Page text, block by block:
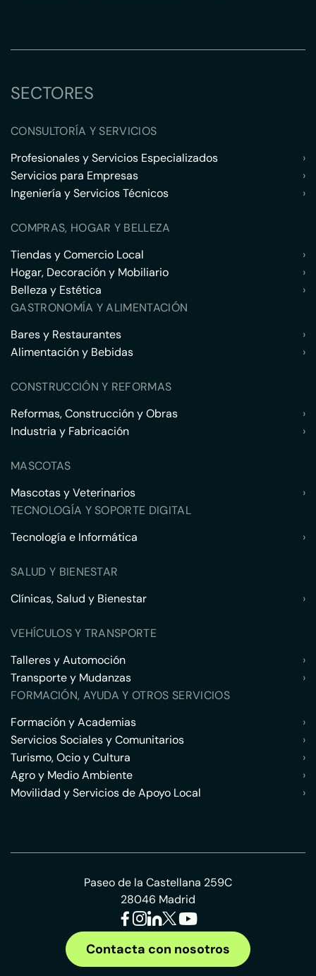
SECTORES
CONSULTORÍA Y SERVICIOS
Profesionales y Servicios Especializados
›
Servicios para Empresas
›
Ingeniería y Servicios Técnicos
›
COMPRAS, HOGAR Y BELLEZA
Tiendas y Comercio Local
›
Hogar, Decoración y Mobiliario
›
Belleza y Estética
›
GASTRONOMÍA Y ALIMENTACIÓN
Bares y Restaurantes
›
Alimentación y Bebidas
›
CONSTRUCCIÓN Y REFORMAS
Reformas, Construcción y Obras
›
Industria y Fabricación
›
MASCOTAS
Mascotas y Veterinarios
›
TECNOLOGÍA Y SOPORTE DIGITAL
Tecnología e Informática
›
SALUD Y BIENESTAR
Clínicas, Salud y Bienestar
›
VEHÍCULOS Y TRANSPORTE
Talleres y Automoción
›
Transporte y Mudanzas
›
FORMACIÓN, AYUDA Y OTROS SERVICIOS
Formación y Academias
›
Servicios Sociales y Comunitarios
›
Turismo, Ocio y Cultura
›
Agro y Medio Ambiente
›
Movilidad y Servicios de Apoyo Local
›
Paseo de la Castellana 259C
28046 Madrid
Contacta con nosotros